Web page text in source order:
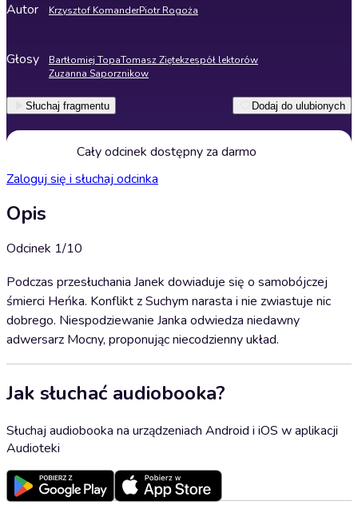
Autor Krzysztof KomanderPiotr Rogoża
Głosy Bartłomiej TopaTomasz Ziętekzespół lektorów
Zuzanna Saporznikow
Słuchaj fragmentu Dodaj do ulubionych
Cały odcinek dostępny za darmo
Zaloguj się i słuchaj odcinka
Opis
Odcinek 1/10
Podczas przesłuchania Janek dowiaduje się o samobójczej
śmierci Heńka. Konflikt z Suchym narasta i nie zwiastuje nic
dobrego. Niespodziewanie Janka odwiedza niedawny
adwersarz Mocny, proponując niecodzienny układ.
Jak słuchać audiobooka?
Słuchaj audiobooka na urządzeniach Android i iOS w aplikacji
Audioteki